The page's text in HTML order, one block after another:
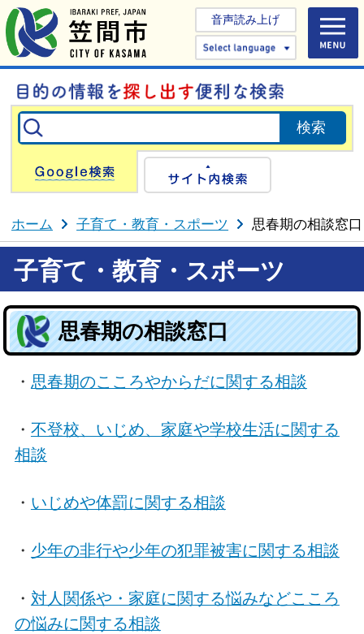
音声読み上げ
Select
Google検索
ホーム 子育て・教育・スポーツ 思春期の相談窓口
子育て・教育・スポーツ
思春期の相談窓口
・ 思春期のこころやからだに関する相談
・ 不登校、いじめ、家庭や学校生活に関する
相談
・ いじめや体罰に関する相談
・ 少年の非行や少年の犯罪被害に関する相談
・ 対人関係や・家庭に関する悩みなどこころ
の悩みに関する相談